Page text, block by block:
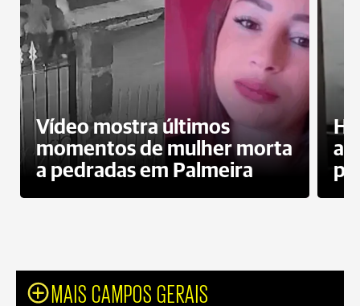
Vídeo mostra últimos
momentos de mulher morta
a pedradas em Palmeira
MAIS CAMPOS GERAIS